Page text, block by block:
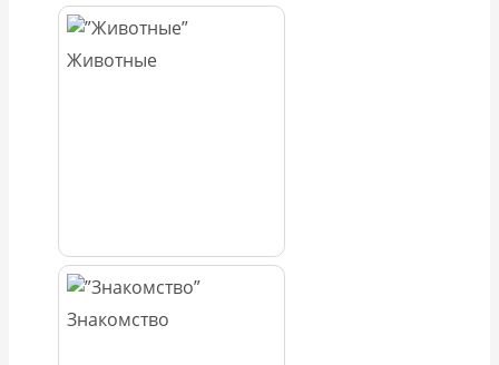
Животные
Знакомство